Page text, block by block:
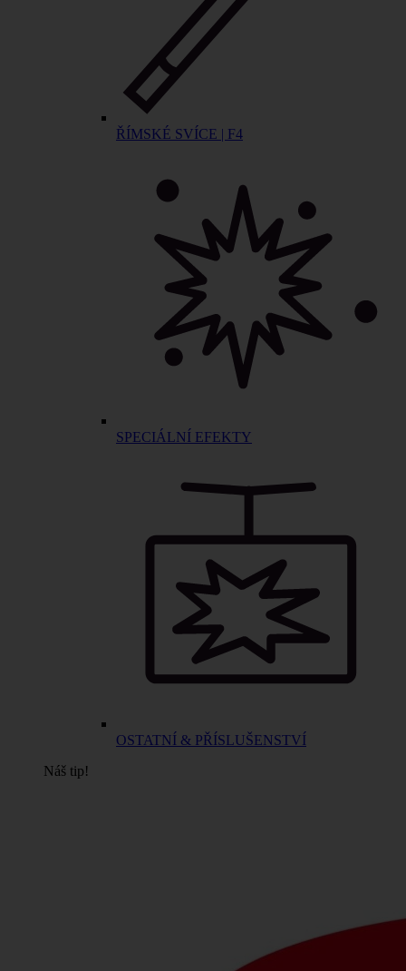
ŘÍMSKÉ SVÍCE | F4
SPECIÁLNÍ EFEKTY
OSTATNÍ & PŘÍSLUŠENSTVÍ
Náš tip!